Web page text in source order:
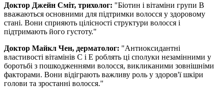
Доктор Джейн Сміт, трихолог: "Біотин і вітаміни групи B
вважаються основними для підтримки волосся у здоровому
стані. Вони сприяють цілісності структури волосся і
підтримають його густоту."
Доктор Майкл Чен, дерматолог: "Антиоксидантні
властивості вітамінів C і E роблять ці сполуки незамінними у
боротьбі з пошкодженнями волосся, викликаними зовнішніми
факторами. Вони відіграють важливу роль у здоров'ї шкіри
голови та зростанні волосся."